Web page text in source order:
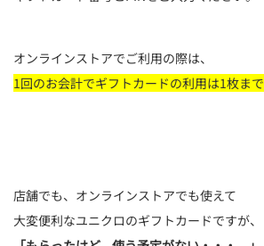
オンラインストアでご利用の際は、
1回のお会計でギフトカードの利用は1枚まで
店舗でも、オンラインストアでも使えて
大変便利なユニクロのギフトカードですが、